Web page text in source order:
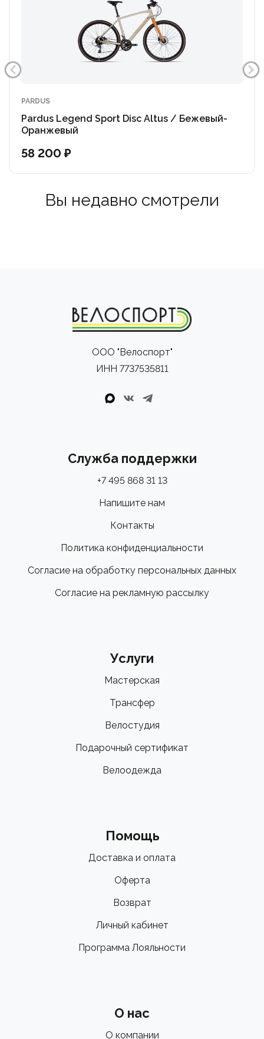
PARDUS
Pardus Legend Sport Disc Altus / Бежевый-
Оранжевый
58 200 ₽
Вы недавно смотрели
ООО "Велоспорт"
ИНН 7737535811
Служба поддержки
+7 495 868 31 13
Напишите нам
Контакты
Политика конфиденциальности
Согласие на обработку персональных данных
Согласие на рекламную рассылку
Услуги
Мастерская
Трансфер
Велостудия
Подарочный сертификат
Велоодежда
Помощь
Доставка и оплата
Оферта
Возврат
Личный кабинет
Программа Лояльности
О нас
О компании